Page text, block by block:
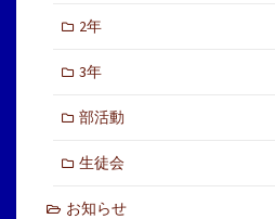
2年
3年
部活動
生徒会
お知らせ